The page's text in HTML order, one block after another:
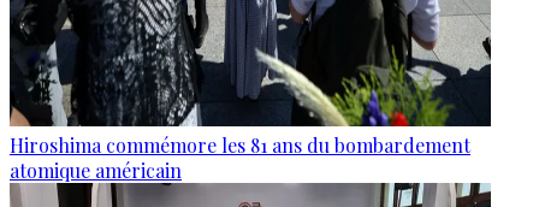
Hiroshima commémore les 81 ans du bombardement
atomique américain